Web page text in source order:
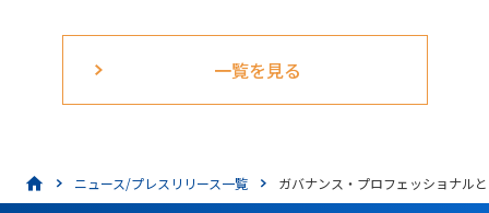
一覧を見る
ニュース/プレスリリース一覧 ガバナンス・プロフェッショナル